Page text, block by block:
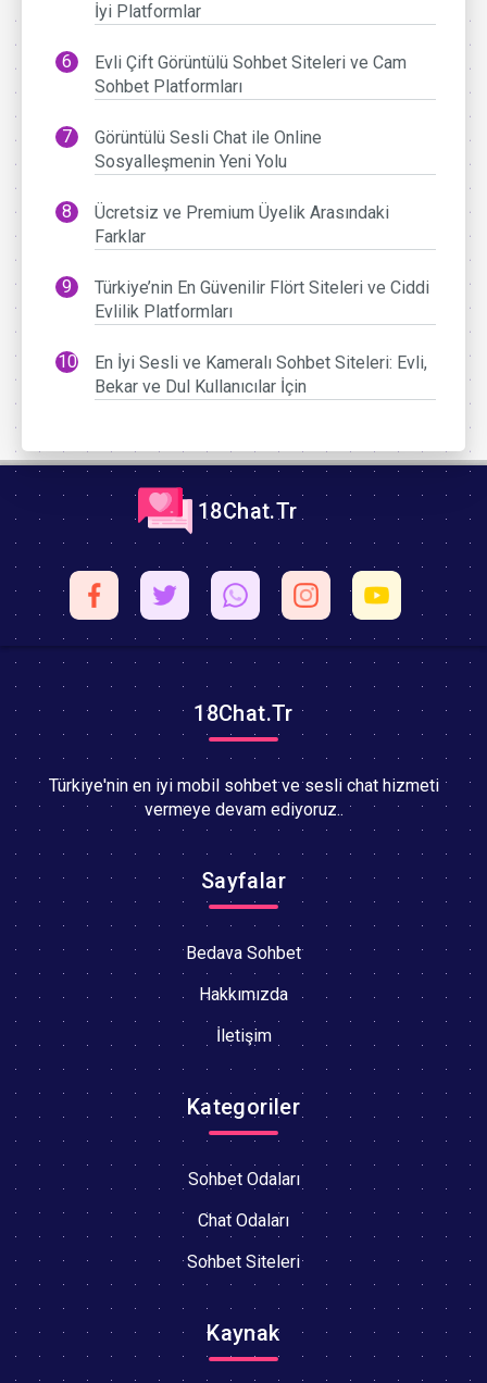
İyi Platformlar
Evli Çift Görüntülü Sohbet Siteleri ve Cam
Sohbet Platformları
Görüntülü Sesli Chat ile Online
Sosyalleşmenin Yeni Yolu
Ücretsiz ve Premium Üyelik Arasındaki
Farklar
Türkiye’nin En Güvenilir Flört Siteleri ve Ciddi
Evlilik Platformları
En İyi Sesli ve Kameralı Sohbet Siteleri: Evli,
Bekar ve Dul Kullanıcılar İçin
18Chat.Tr
18Chat.Tr
Türkiye'nin en iyi mobil sohbet ve sesli chat hizmeti
vermeye devam ediyoruz..
Sayfalar
Bedava Sohbet
Hakkımızda
İletişim
Kategoriler
Sohbet Odaları
Chat Odaları
Sohbet Siteleri
Kaynak